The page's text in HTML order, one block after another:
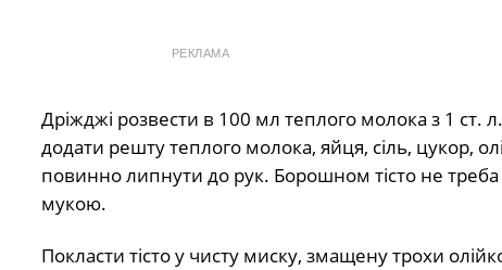
РЕКЛАМА
Дріжджі розвести в 100 мл теплого молока з 1
додати решту теплого молока, яйця, сіль, цукор,
повинно липнути до рук. Борошном тісто не
мукою.
Покласти тісто у чисту миску, змащену трохи